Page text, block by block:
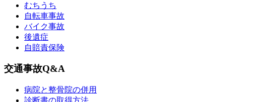
むちうち
自転車事故
バイク事故
後遺症
自賠責保険
交通事故Q&A
病院と整骨院の併用